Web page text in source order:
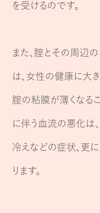
を受けるのです。
また、腟とその周辺
は、女性の健康に大
腟の粘膜が薄くなる
に伴う血流の悪化は、
冷えなどの症状、更
ります。